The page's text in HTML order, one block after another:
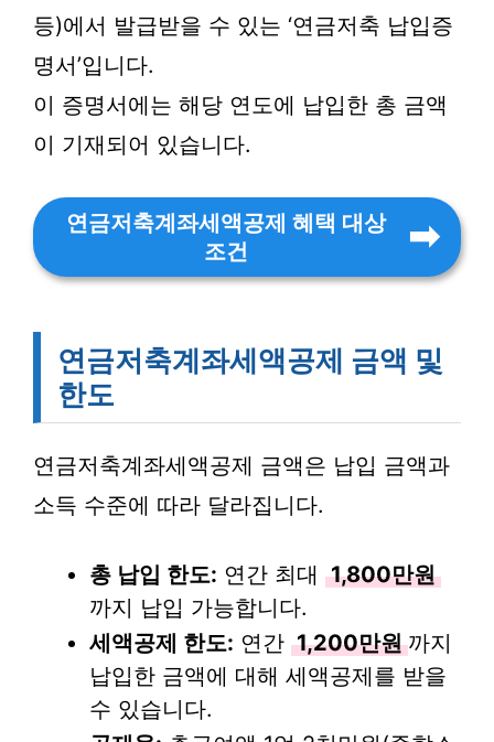
등)에서 발급받을 수 있는 ‘연금저축 납입증
명서’입니다.
이 증명서에는 해당 연도에 납입한 총 금액
이 기재되어 있습니다.
연금저축계좌세액공제 혜택 대상
조건
연금저축계좌세액공제 금액 및
한도
연금저축계좌세액공제 금액은 납입 금액과
소득 수준에 따라 달라집니다.
총 납입 한도: 연간 최대 1,800만원
까지 납입 가능합니다.
세액공제 한도: 연간 1,200만원 까지
납입한 금액에 대해 세액공제를 받을
수 있습니다.